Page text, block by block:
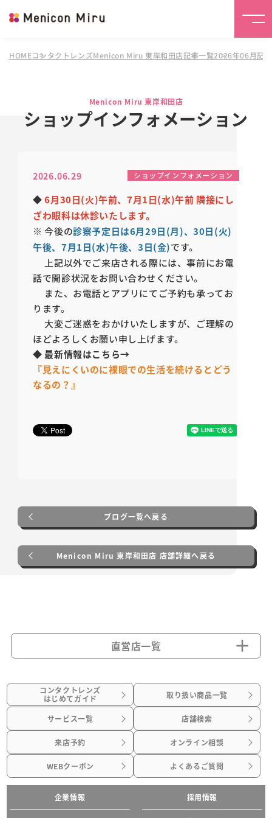
HOMEコンタクトレンズMenicon Miru 東岸和田店記事一覧2026年06月記
Menicon Miru 東岸和田店
ショップインフォメーション
2026.06.29 ショップインフォメーション
◆6月30日(火)午前、7月1日(水)午前 隣接にし
ざわ眼科は休診いたします。
※今後の診察予定日は6月29日(月)、30日(火)
午後、7月1日(水)午後、3日(金)です。
上記以外でご来店される際には、事前にお電
話で開診状況をお問い合わせください。
また、お電話とアプリにてご予約も承ってお
ります。
大変ご迷惑をおかけいたしますが、ご理解の
ほどよろしくお願い申し上げます。
◆最新情報はこちら→
『見えにくいのに裸眼での生活を続けるとどう
なるの？』
ブログ一覧へ戻る
Menicon Miru 東岸和田店 店舗詳細へ戻る
直営店一覧
コンタクトレンズ
はじめてガイド 取り扱い商品一覧
サービス一覧 店舗検索
来店予約 オンライン相談
WEBクーポン よくあるご質問
企業情報 採用情報